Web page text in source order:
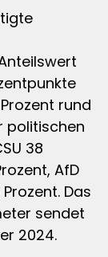
rund
politischen
38
AfD
Das
sendet
2024.